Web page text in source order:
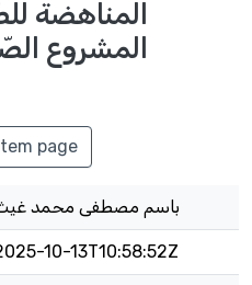
المناهضة
المشروع
page
باسم مصطفى محمد
10-13T10:58:52Z